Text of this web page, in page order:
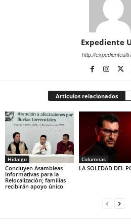
Expediente
http://
Artículos relacionados
Hidalgo
Concluyen Asambleas
Informativas para la
Relocalización; familias
recibirán apoyo único
Columnas
LA SOLEDAD DEL